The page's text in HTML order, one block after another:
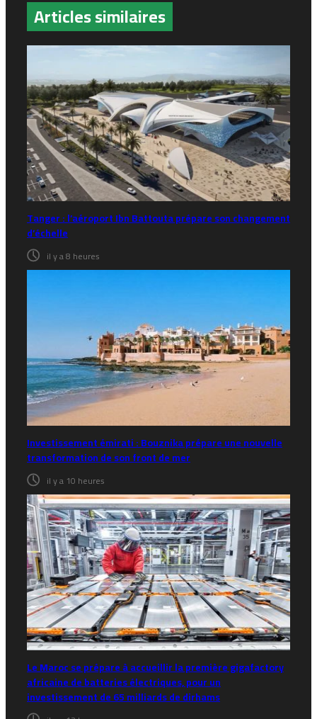
Articles similaires
Tanger : l’aéroport Ibn Battouta prépare son changement
d’échelle
il y a 8 heures
Investissement émirati : Bouznika prépare une nouvelle
transformation de son front de mer
il y a 10 heures
Le Maroc se prépare à accueillir la première gigafactory
africaine de batteries électriques, pour un
investissement de 65 milliards de dirhams